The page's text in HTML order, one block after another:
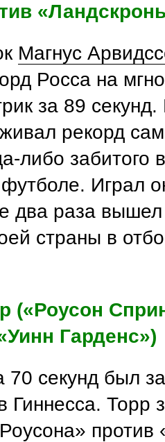
Магнус
Росса на
за 89 секунд.
рекорд
либо забитого в
Играл
два раза вышел
страны в
(«Роусон
Гарденс»)
70 секунд был
Гиннесса. Торр
против